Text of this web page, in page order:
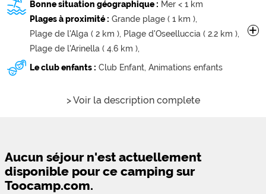
Bonne situation géographique : Mer < 1 km
Plages à proximité : Grande plage ( 1 km ),
Plage de l'Alga ( 2 km ), Plage d'Oseelluccia ( 2.2 km ),
Plage de l'Arinella ( 4.6 km ),
Plage de Sainte-Restitude ( 4.6 km ),
+
Le club enfants : Club Enfant, Animations enfants
> Voir la description complete
Aucun séjour n'est actuellement
disponible pour ce camping sur
Toocamp.com.